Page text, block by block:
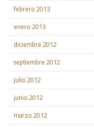
febrero 2013
enero 2013
diciembre 2012
septiembre 2012
julio 2012
junio 2012
marzo 2012